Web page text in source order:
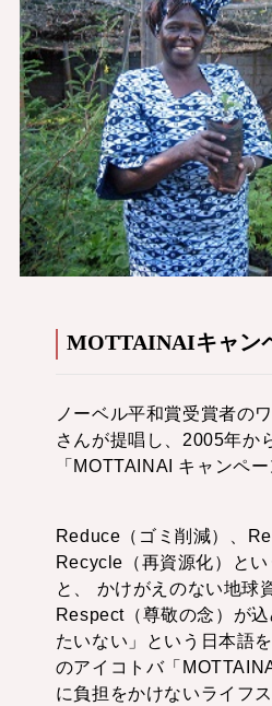
MOTTAINAIキャン
ノーベル平和賞受賞者の
さんが提唱し、2005年か
「MOTTAINAI キャンペー
Reduce（ゴミ削減）、
Recycle（再資源化）と
と、 かけがえのない地球
Respect（尊敬の念）が
たいない」という日本語
のアイコトバ「
に負担をかけないライフ